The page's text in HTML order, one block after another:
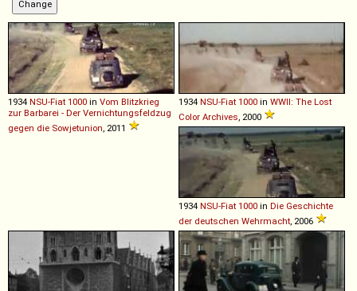
1934 NSU-Fiat 1000 in Vom Blitzkrieg
zur Barbarei - Der Vernichtungsfeldzug
gegen die Sowjetunion , 2011
1934 NSU-Fiat 1000 in WWII: The Lost
Color Archives , 2000
1934 NSU-Fiat 1000 in Die Geschichte
der deutschen Wehrmacht , 2006